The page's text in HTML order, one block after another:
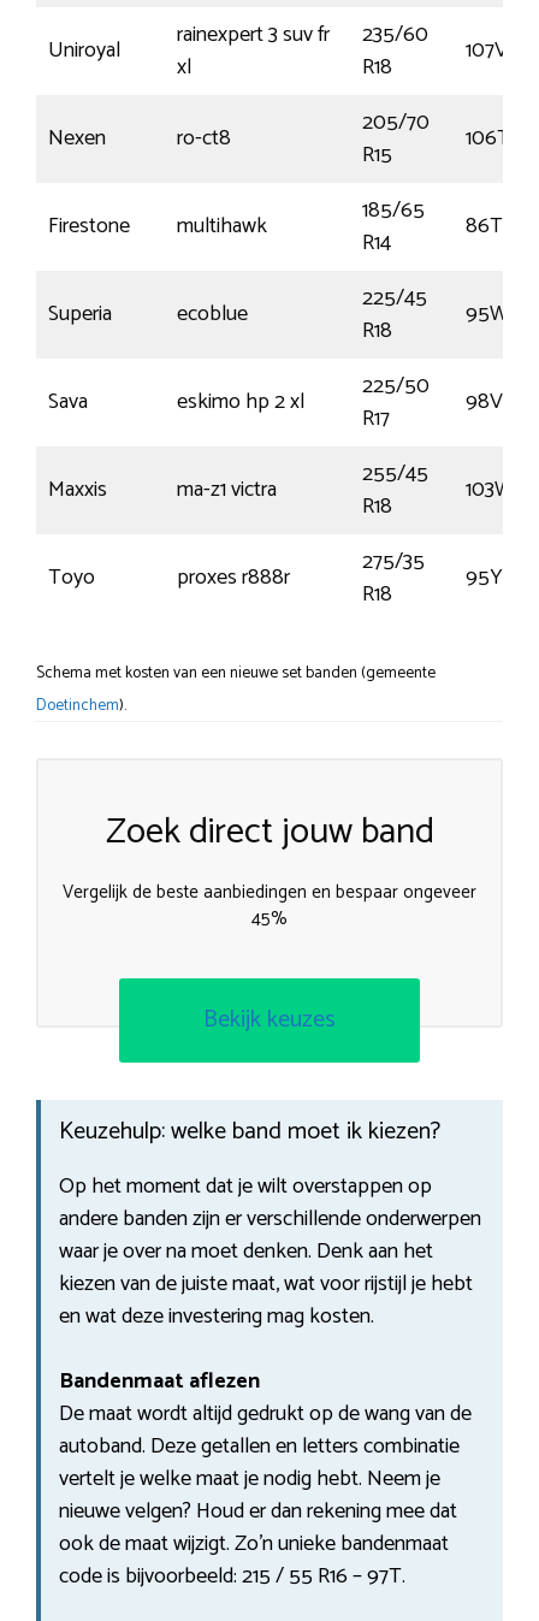
Uniroyal
rainexpert 3 suv fr
xl
235/60
R18
107V
Nexen ro-ct8
205/70
R15
106T
Firestone multihawk
185/65
R14
86T
Superia ecoblue
225/45
R18
95W
Sava eskimo hp 2 xl
225/50
R17
98V
Maxxis ma-z1 victra
255/45
R18
103W
Toyo proxes r888r
275/35
R18
95Y
Schema met kosten van een nieuwe set banden (gemeente
Doetinchem).
Zoek direct jouw band
Vergelijk de beste aanbiedingen en bespaar ongeveer
45%
Bekijk keuzes
Keuzehulp: welke band moet ik kiezen?
Op het moment dat je wilt overstappen op
andere banden zijn er verschillende onderwerpen
waar je over na moet denken. Denk aan het
kiezen van de juiste maat, wat voor rijstijl je hebt
en wat deze investering mag kosten.
Bandenmaat aflezen
De maat wordt altijd gedrukt op de wang van de
autoband. Deze getallen en letters combinatie
vertelt je welke maat je nodig hebt. Neem je
nieuwe velgen? Houd er dan rekening mee dat
ook de maat wijzigt. Zo’n unieke bandenmaat
code is bijvoorbeeld: 215 / 55 R16 – 97T.